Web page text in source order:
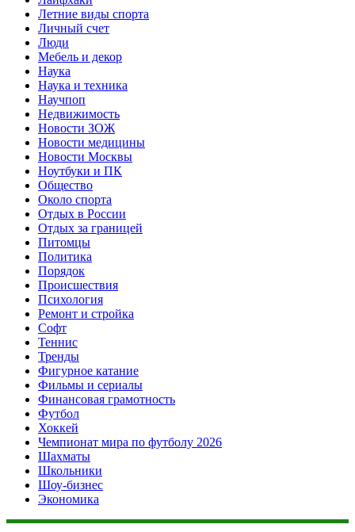
Летние виды спорта
Личный счет
Люди
Мебель и декор
Наука
Наука и техника
Научпоп
Недвижимость
Новости ЗОЖ
Новости медицины
Новости Москвы
Ноутбуки и ПК
Общество
Около спорта
Отдых в России
Отдых за границей
Питомцы
Политика
Порядок
Происшествия
Психология
Ремонт и стройка
Софт
Теннис
Тренды
Фигурное катание
Фильмы и сериалы
Финансовая грамотность
Футбол
Хоккей
Чемпионат мира по футболу 2026
Шахматы
Школьники
Шоу-бизнес
Экономика